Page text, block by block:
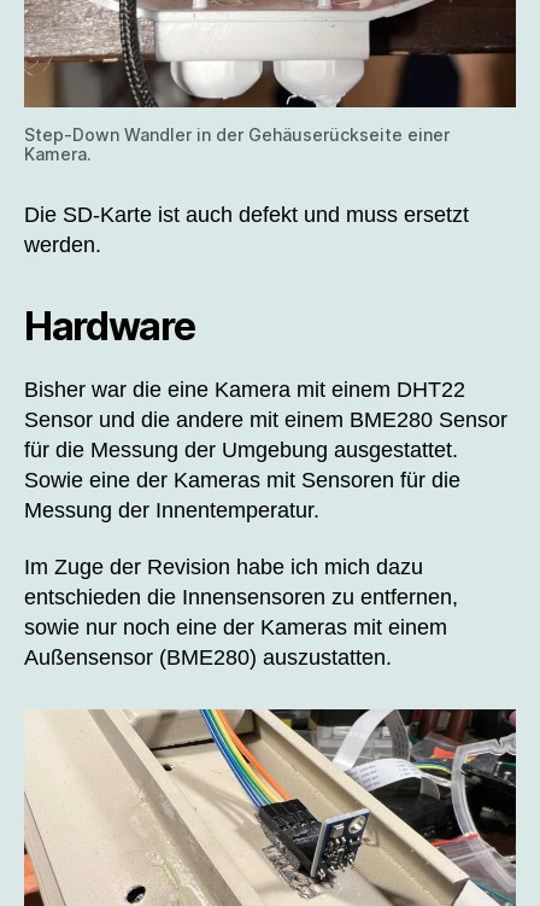
Step-Down Wandler in der Gehäuserückseite einer
Kamera.
Die SD-Karte ist auch defekt und muss ersetzt
werden.
Hardware
Bisher war die eine Kamera mit einem DHT22
Sensor und die andere mit einem BME280 Sensor
für die Messung der Umgebung ausgestattet.
Sowie eine der Kameras mit Sensoren für die
Messung der Innentemperatur.
Im Zuge der Revision habe ich mich dazu
entschieden die Innensensoren zu entfernen,
sowie nur noch eine der Kameras mit einem
Außensensor (BME280) auszustatten.